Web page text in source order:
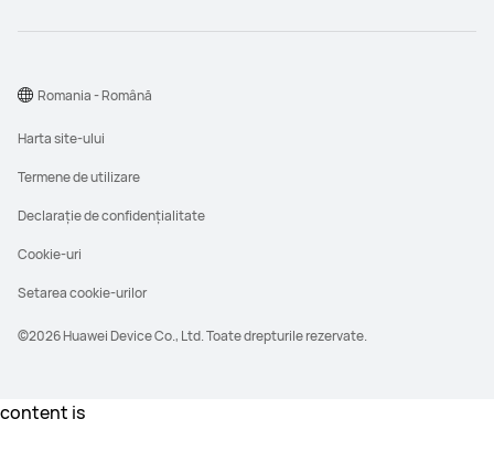
©2026 Huawei Device Co., Ltd. Toate drepturile rezervate.
Harta site-ului
Termene de utilizare
Declarație de confidențialitate
Cookie-uri
Setarea cookie-urilor
Romania - Română
content is